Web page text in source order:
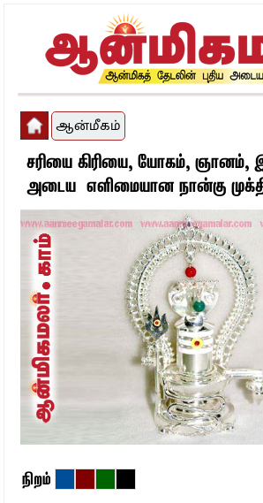
ஆன்மீகம்
சரியை கிரியை, யோகம்,
அடைய எளிமையான நான்கு
நிறம்